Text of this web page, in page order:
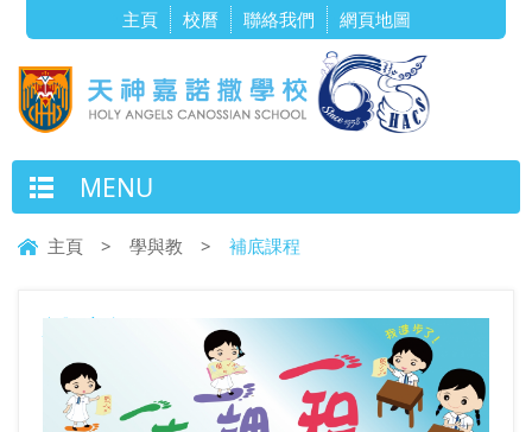
主頁 校曆 聯絡我們 網頁地圖
MENU
主頁 > 學與教 > 補底課程
補底課程